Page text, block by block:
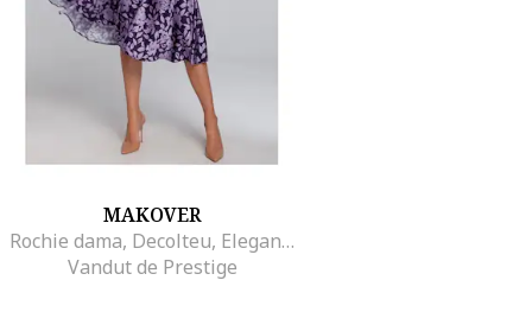
MAKOVER
Rochie dama, Decolteu, Eleganta, Maneca lunga, Poliester/Bumbac, Albastru, Negru
Vandut de Prestige